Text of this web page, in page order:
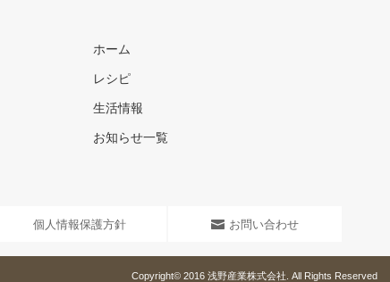
ホーム
レシピ
生活情報
お知らせ一覧
個人情報保護方針 お問い合わせ
Copyright© 2016 浅野産業株式会社 . All Rights Reserved